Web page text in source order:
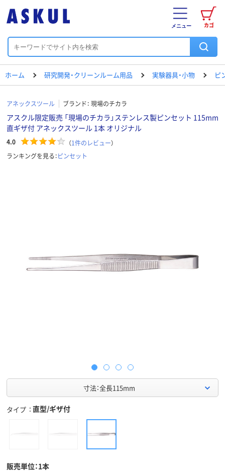
カゴ
メニュー
ホーム 研究開発・クリーンルーム用品 実験器具・小物 ピ
アネックスツール ブランド： 現場のチカラ
アスクル限定販売 「現場のチカラ」ステンレス製ピンセット 115mm
直ギザ付 アネックスツール 1本 オリジナル
4.0 （1件のレビュー）
ランキングを見る：ピンセット
寸法：全長115mm
タイプ 直型/ギザ付
販売単位：1本